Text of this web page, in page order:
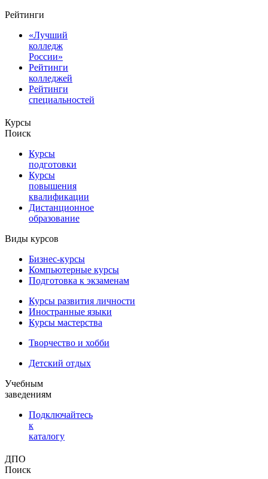
Рейтинги
«Лучший
колледж
России»
Рейтинги
колледжей
Рейтинги
специальностей
Курсы
Поиск
Курсы
подготовки
Курсы
повышения
квалификации
Дистанционное
образование
Виды курсов
Бизнес-курсы
Компьютерные курсы
Подготовка к экзаменам
Курсы развития личности
Иностранные языки
Курсы мастерства
Творчество и хобби
Детский отдых
Учебным
заведениям
Подключайтесь
к
каталогу
ДПО
Поиск